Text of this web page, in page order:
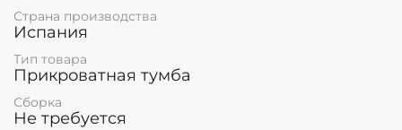
Страна производства
Испания
Тип товара
Прикроватная тумба
Сборка
Не требуется